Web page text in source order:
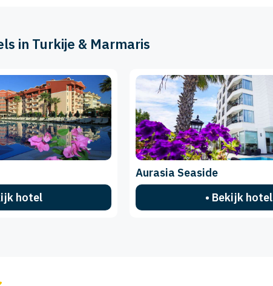
in Turkije & Marmaris
hotel
Aurasia Seaside
• Bekijk hotel